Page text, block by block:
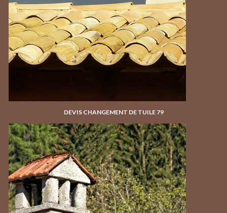
DEVIS CHANGEMENT DE TUILE 79